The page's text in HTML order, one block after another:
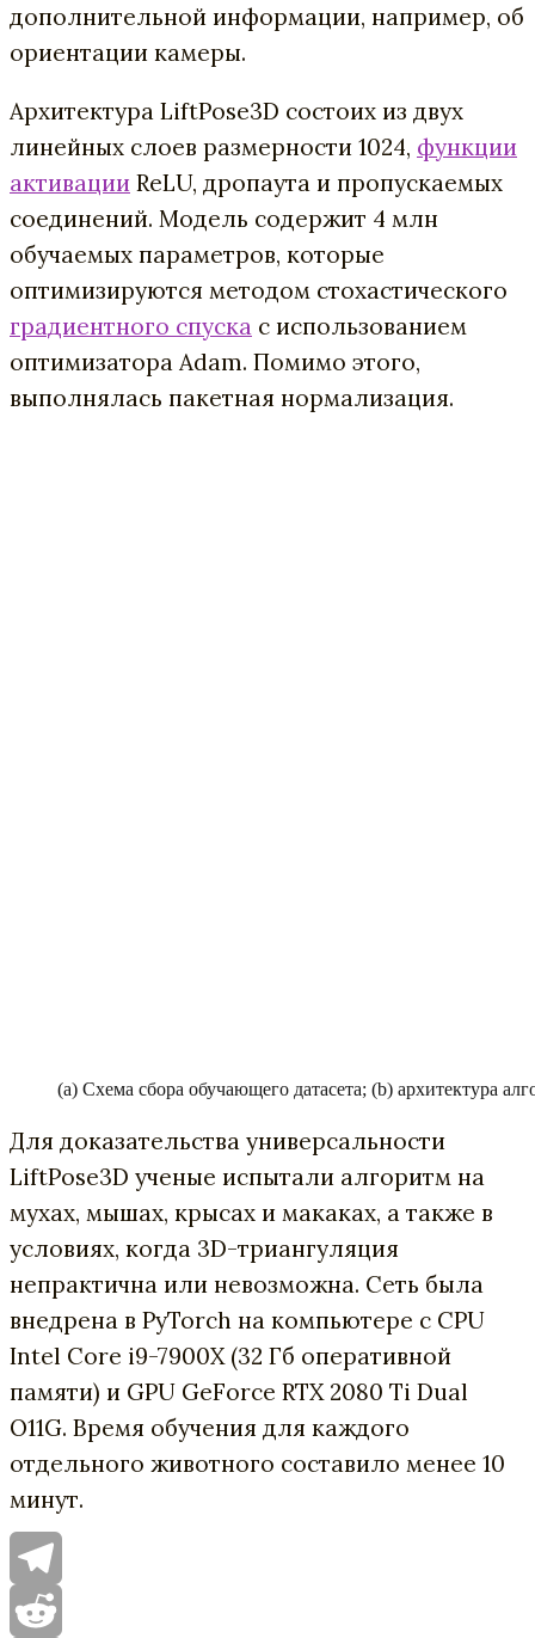
дополнительной информации, например, об
ориентации камеры.
Архитектура LiftPose3D состоих из двух
линейных слоев размерности 1024, функции
активации ReLU, дропаута и пропускаемых
соединений. Модель содержит 4 млн
обучаемых параметров, которые
оптимизируются методом стохастического
градиентного спуска с использованием
оптимизатора Adam. Помимо этого,
выполнялась пакетная нормализация.
(а) Схема сбора обучающего датасета; (b) архитектура
Для доказательства универсальности
LiftPose3D ученые испытали алгоритм на
мухах, мышах, крысах и макаках, а также в
условиях, когда 3D-триангуляция
непрактична или невозможна. Сеть была
внедрена в PyTorch на компьютере с CPU
Intel Core i9-7900X (32 Гб оперативной
памяти) и GPU GeForce RTX 2080 Ti Dual
O11G. Время обучения для каждого
отдельного животного составило менее 10
минут.
Telegram